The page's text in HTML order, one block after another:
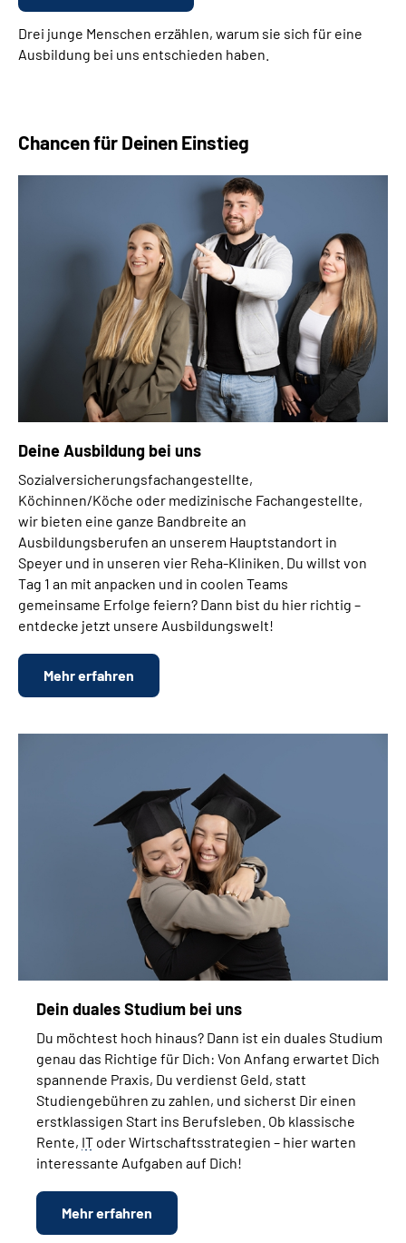
Drei junge Menschen erzählen, warum sie sich für eine
Ausbildung bei uns entschieden haben.
Chancen für Deinen Einstieg
Deine Ausbildung bei uns
Sozialversicherungsfachangestellte,
Köchinnen/Köche oder medizinische Fachangestellte,
wir bieten eine ganze Bandbreite an
Ausbildungsberufen an unserem Hauptstandort in
Speyer und in unseren vier Reha-Kliniken. Du willst von
Tag 1 an mit anpacken und in coolen Teams
gemeinsame Erfolge feiern? Dann bist du hier richtig –
entdecke jetzt unsere Ausbildungswelt!
Mehr erfahren
Dein duales Studium bei uns
Du möchtest hoch hinaus? Dann ist ein duales Studium
genau das Richtige für Dich: Von Anfang erwartet Dich
spannende Praxis, Du verdienst Geld, statt
Studiengebühren zu zahlen, und sicherst Dir einen
erstklassigen Start ins Berufsleben. Ob klassische
Rente, IT oder Wirtschaftsstrategien – hier warten
interessante Aufgaben auf Dich!
Mehr erfahren